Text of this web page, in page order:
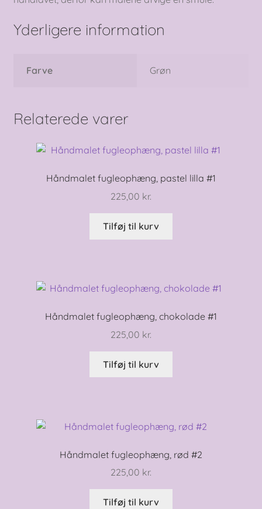
Yderligere information
Farve Grøn
Relaterede varer
Håndmalet fugleophæng, pastel lilla #1
225,00 kr.
Tilføj til kurv
Håndmalet fugleophæng, chokolade #1
225,00 kr.
Tilføj til kurv
Håndmalet fugleophæng, rød #2
225,00 kr.
Tilføj til kurv